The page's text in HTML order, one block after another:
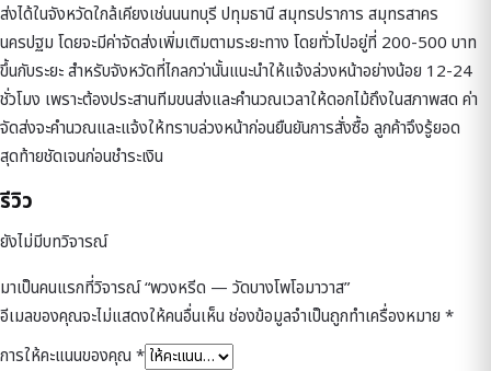
ส่งได้ในจังหวัดใกล้เคียงเช่นนนทบุรี ปทุมธานี สมุทรปราการ สมุทรสาคร
นครปฐม โดยจะมีค่าจัดส่งเพิ่มเติมตามระยะทาง โดยทั่วไปอยู่ที่ 200-500 บาท
ขึ้นกับระยะ สำหรับจังหวัดที่ไกลกว่านั้นแนะนำให้แจ้งล่วงหน้าอย่างน้อย 12-24
ชั่วโมง เพราะต้องประสานทีมขนส่งและคำนวณเวลาให้ดอกไม้ถึงในสภาพสด ค่า
จัดส่งจะคำนวณและแจ้งให้ทราบล่วงหน้าก่อนยืนยันการสั่งซื้อ ลูกค้าจึงรู้ยอด
สุดท้ายชัดเจนก่อนชำระเงิน
รีวิว
ยังไม่มีบทวิจารณ์
มาเป็นคนแรกที่วิจารณ์ “พวงหรีด — วัดบางโพโอมาวาส”
อีเมลของคุณจะไม่แสดงให้คนอื่นเห็น ช่องข้อมูลจำเป็นถูกทำเครื่องหมาย *
การให้คะแนนของคุณ *